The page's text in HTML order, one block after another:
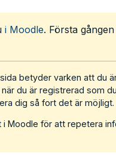
i Moodle. Första
betyder varken att du
du är registrerad som
dig så fort det är möjligt.
Moodle för att repetera